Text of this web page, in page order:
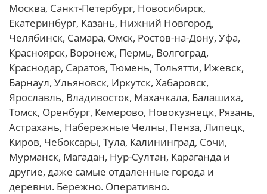
Москва, Санкт-Петербург, Новосибирск,
Екатеринбург, Казань, Нижний Новгород,
Челябинск, Самара, Омск, Ростов-на-Дону, Уфа,
Красноярск, Воронеж, Пермь, Волгоград,
Краснодар, Саратов, Тюмень, Тольятти, Ижевск,
Барнаул, Ульяновск, Иркутск, Хабаровск,
Ярославль, Владивосток, Махачкала, Балашиха,
Томск, Оренбург, Кемерово, Новокузнецк, Рязань,
Астрахань, Набережные Челны, Пенза, Липецк,
Киров, Чебоксары, Тула, Калининград, Сочи,
Мурманск, Магадан, Нур-Султан, Караганда и
другие, даже самые отдаленные города и
деревни. Бережно. Оперативно.